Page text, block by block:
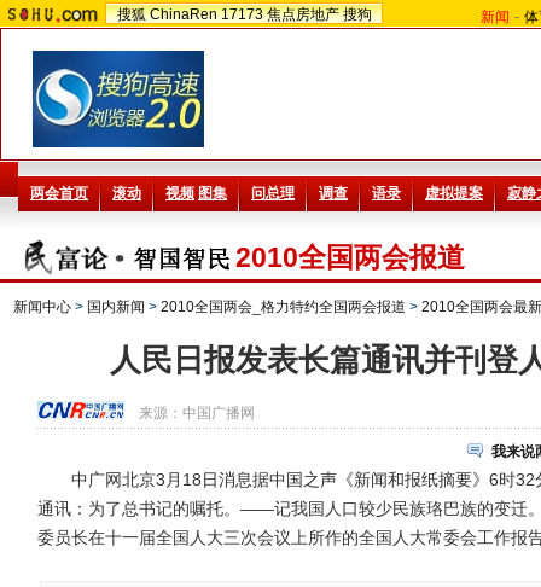
搜狐 ChinaRen 17173 焦点房地产 搜狗 新闻 -
2010全国两会报道
新闻中心 > 国内新闻 > 2010全国两会_格力特约全国两会报道 > 2010全国两会最
人民日报发表长篇通讯并刊登
来源： 中国广播网
我来说
中广网北京3月18日消息据中国之声《新闻和报纸摘要》6时32
通讯：为了总书记的嘱托。——记我国人口较少民族珞巴族的变迁
委员长在十一届全国人大三次会议上所作的全国人大常委会工作报